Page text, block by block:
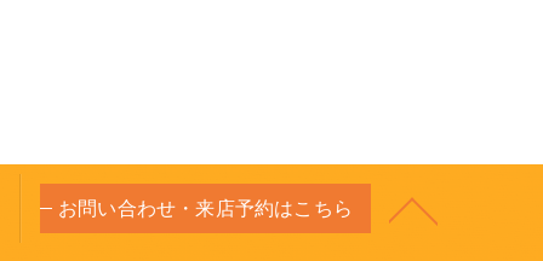
お問い合わせ・来店予約はこちら